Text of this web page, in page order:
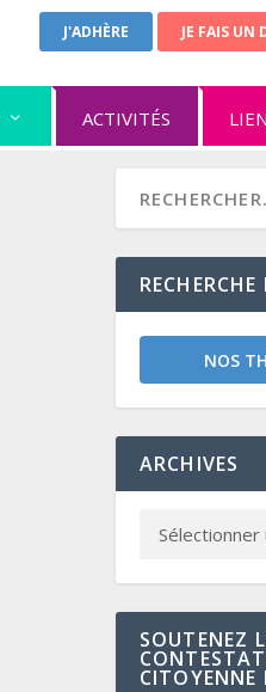
J'ADHÈRE JE FAIS UN
ACTIVITÉS
NOS
ARCHIVES
SOUTENEZ
CITOYENNE